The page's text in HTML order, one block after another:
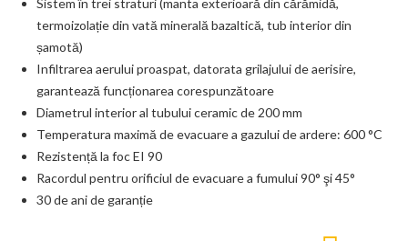
Sistem în trei straturi (manta exterioară din cărămidă,
termoizolație din vată minerală bazaltică, tub interior din
șamotă)
Infiltrarea aerului proaspat, datorata grilajului de aerisire,
garantează funcționarea corespunzătoare
Diametrul interior al tubului ceramic de 200 mm
Temperatura maximă de evacuare a gazului de ardere: 600 °C
Rezistență la foc EI 90
Racordul pentru orificiul de evacuare a fumului 90° şi 45°
30 de ani de garanție